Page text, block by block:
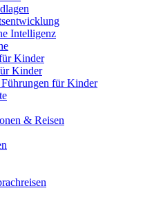
Intelligenz
Kinder
Kinder
für Kinder
& Reisen